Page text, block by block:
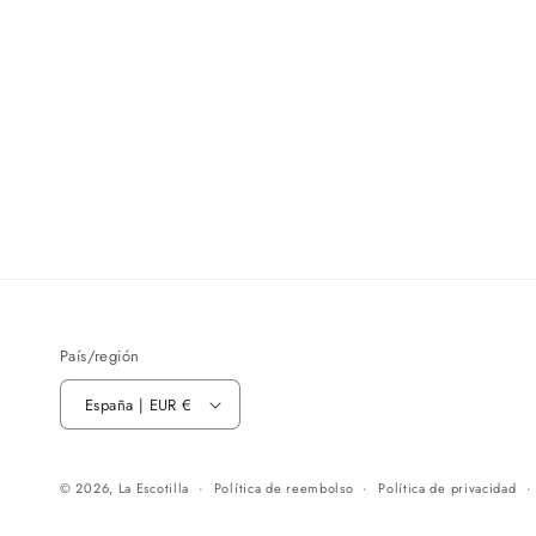
País/región
España | EUR €
© 2026, La Escotilla Política de reembolso Política de privacidad